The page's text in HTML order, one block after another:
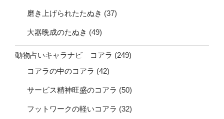
磨き上げられたたぬき (37)
大器晩成のたぬき (49)
動物占いキャラナビ コアラ (249)
コアラの中のコアラ (42)
サービス精神旺盛のコアラ (50)
フットワークの軽いコアラ (32)